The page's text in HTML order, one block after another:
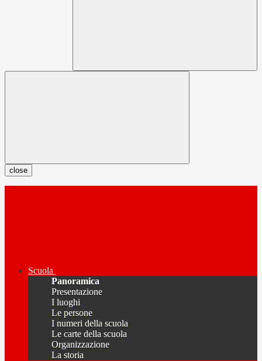
close
Scuola
Panoramica
Presentazione
I luoghi
Le persone
I numeri della scuola
Le carte della scuola
Organizzazione
La storia